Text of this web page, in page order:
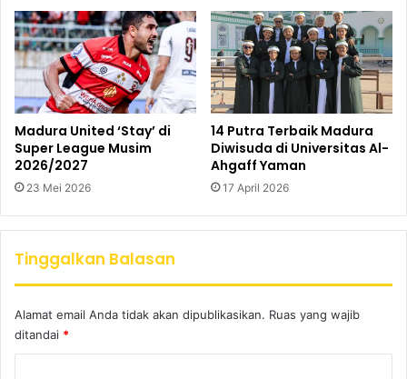
Madura United ‘Stay’ di
Super League Musim
2026/2027
23 Mei 2026
14 Putra Terbaik Madura
Diwisuda di Universitas Al-
Ahgaff Yaman
17 April 2026
Tinggalkan Balasan
Alamat email Anda tidak akan dipublikasikan. Ruas yang wajib
ditandai *